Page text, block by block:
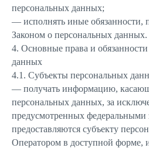
персональных данных;
— исполнять иные обязанности,
Законом о персональных данных.
4. Основные права и
данных
4.1. Субъекты персональных
— получать информацию,
персональных данных, за
предусмотренных федеральными
предоставляются субъекту
Оператором в доступной форме,